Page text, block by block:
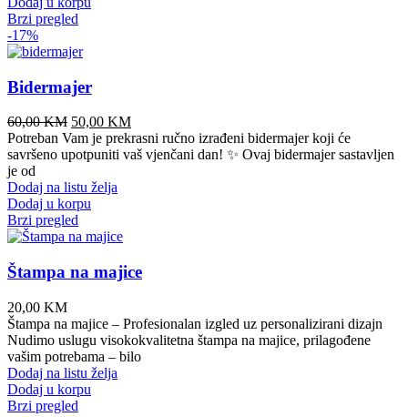
Brzi pregled
-17%
Bidermajer
60,00KM Original
price
was:
50,00 KMCurrent
price
is:
Potreban Vam je prekrasni ručno izrađeni bidermajer koji će
savršeno upotpuniti vaš vjenčani dan! ✨ Ovaj bidermajer sastavljen
je od
Dodaj na listu želja
Dodaj u korpu
Brzi pregled
Štampa na majice
20,00 KM
Štampa na majice – Profesionalan izgled uz personalizirani dizajn
Nudimo uslugu visokokvalitetna štampa na majice, prilagođene
vašim potrebama – bilo
Dodaj na listu želja
Dodaj u korpu
Brzi pregled